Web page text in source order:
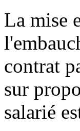
La mise
contrat
sur
salarié